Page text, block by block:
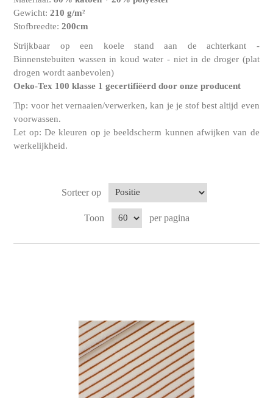
Gewicht:210 g/m²
Stofbreedte:200cm
Strijkbaar op een koele stand aan de achterkant -
Binnenstebuiten wassen in koud water - niet in de droger (plat
drogen wordt aanbevolen)
Oeko-Tex 100 klasse 1 gecertifiëerd door onze producent
Tip: voor het vernaaien/verwerken, kan je je stof best altijd even
voorwassen.
Let op: De kleuren op je beeldscherm kunnen afwijken van de
werkelijkheid.
Sorteer op
Toon per pagina